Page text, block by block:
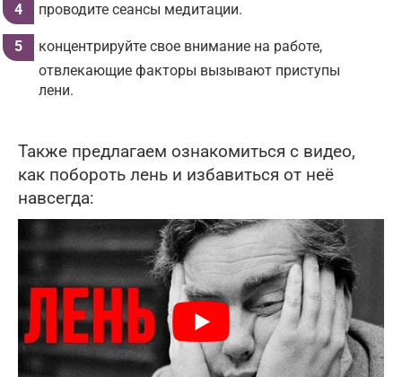
проводите сеансы медитации.
концентрируйте свое внимание на работе,
отвлекающие факторы вызывают приступы
лени.
Также предлагаем ознакомиться с видео,
как побороть лень и избавиться от неё
навсегда: